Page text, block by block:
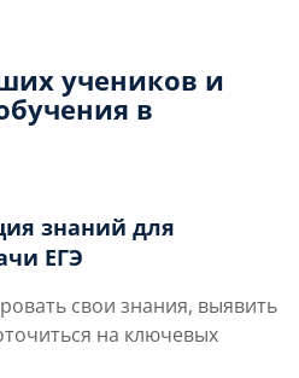
учеников и
в
знаний для
ЕГЭ
свои знания, выявить
на ключевых